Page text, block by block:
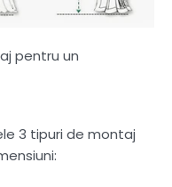
pentru un
3 tipuri de montaj